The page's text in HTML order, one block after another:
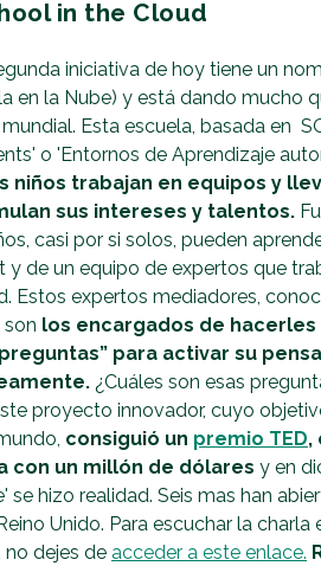
in the Cloud
iniciativa de hoy tiene un
en la Nube) y está dando mucho
Esta escuela, basada en
o 'Entornos de Aprendizaje
niños trabajan en equipos y
sus intereses y talentos.
casi por si solos, pueden
y de un equipo de expertos que
Estos expertos mediadores,
son los encargados de hacerles
para activar su
¿Cuáles son esas
proyecto innovador, cuyo
consiguió un premio TED,
con un millón de dólares y en
se hizo realidad. Seis mas han
Unido. Para escuchar la
no dejes de acceder a este enlace.